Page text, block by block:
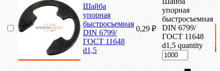
Шайба
упорная
быстросъемная
DIN 6799/
ГОСТ 11648
d1,5
0,29 ₽
упорная
быстросъемная
DIN 6799/
ГОСТ 11648
d1,5 quantity
В